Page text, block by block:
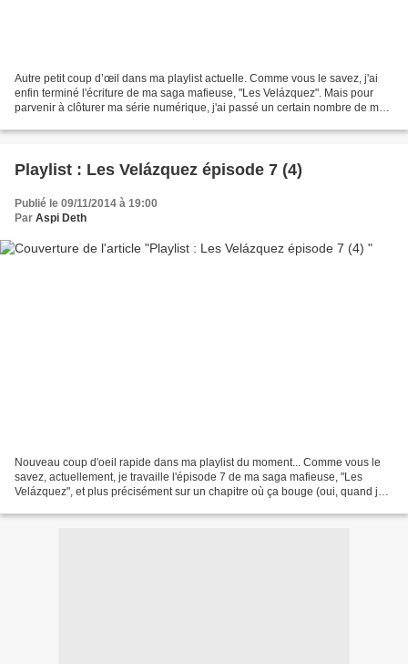
Autre petit coup d’œil dans ma playlist actuelle. Comme vous le savez, j'ai
enfin terminé l'écriture de ma saga mafieuse, "Les Velázquez". Mais pour
parvenir à clôturer ma série numérique, j'ai passé un certain nombre de mes
Playlist : Les Velázquez épisode 7 (4)
Publié le 09/11/2014 à 19:00
Par Aspi Deth
Nouveau coup d'oeil rapide dans ma playlist du moment... Comme vous le
savez, actuellement, je travaille l'épisode 7 de ma saga mafieuse, "Les
Velázquez", et plus précisément sur un chapitre où ça bouge (oui, quand je